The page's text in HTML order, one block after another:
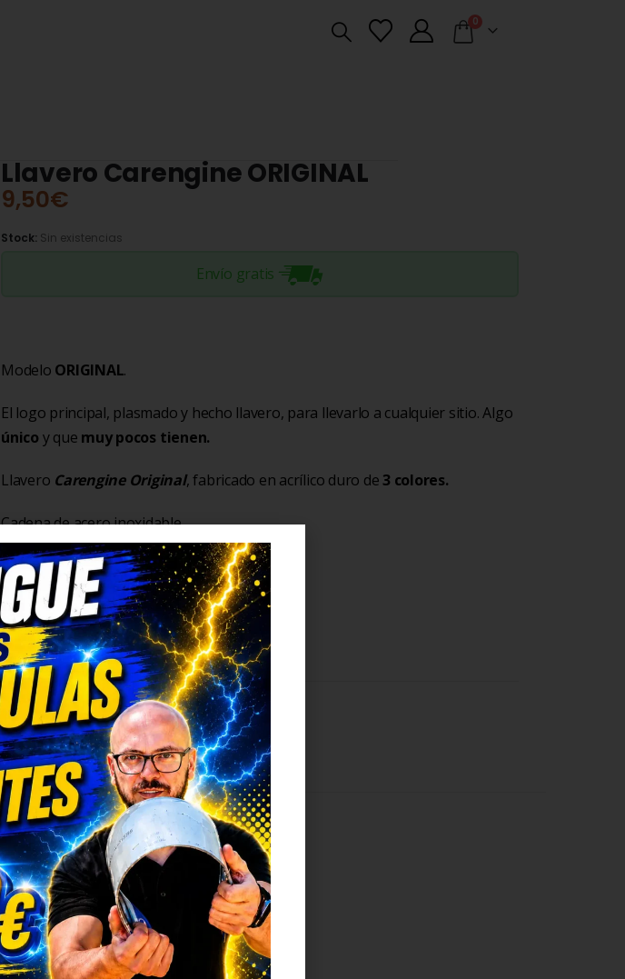
0
Llavero Carengine ORIGINAL
9,50€
Stock: Sin existencias
Envío gratis
Modelo ORIGINAL.
El logo principal, plasmado y hecho llavero, para llevarlo a cualquier sitio. Algo
único y que muy pocos tienen.
Llavero Carengine Original, fabricado en acrílico duro de3 colores.
Cadena de acero inoxidable.
Tamaño:63 x 45 mm
TRUSTED SHOPS REVIEWS